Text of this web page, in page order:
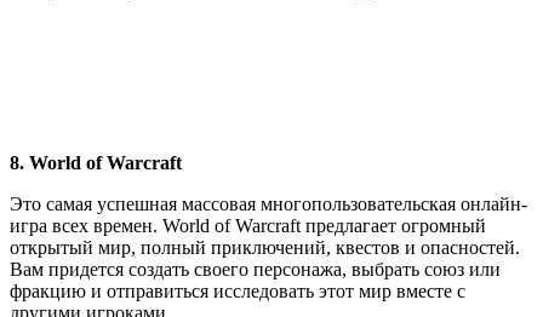
8. World of Warcraft
Это самая успешная массовая многопользовательская онлайн-
игра всех времен. World of Warcraft предлагает огромный
открытый мир, полный приключений, квестов и опасностей.
Вам придется создать своего персонажа, выбрать союз или
фракцию и отправиться исследовать этот мир вместе с
другими игроками.